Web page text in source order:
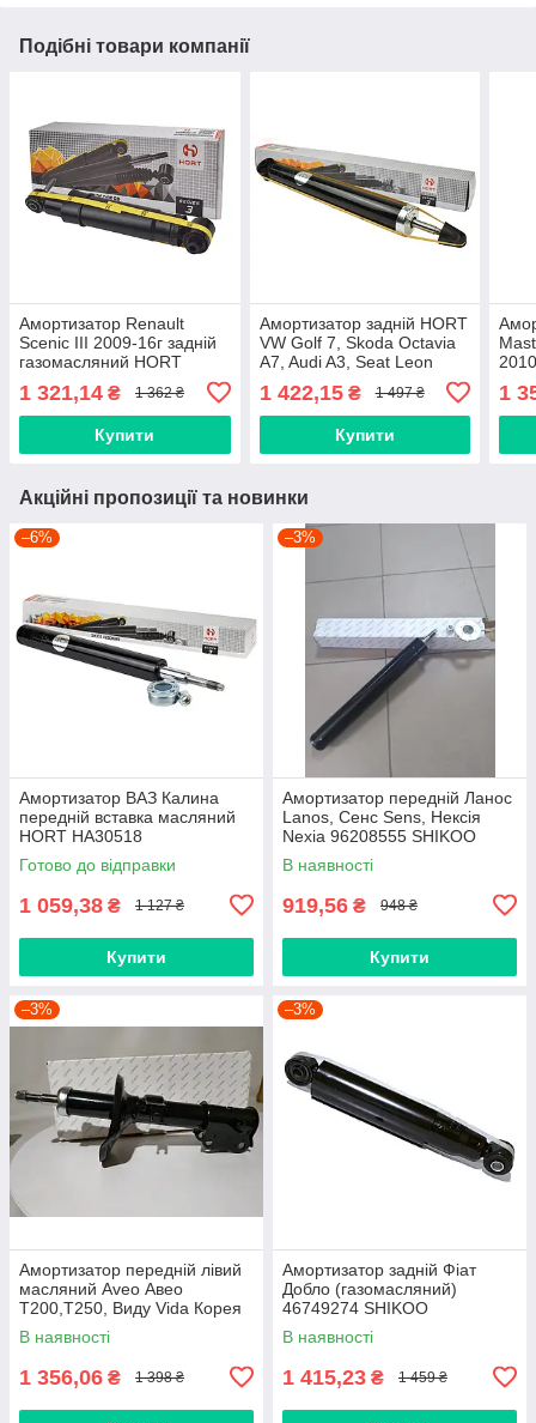
Подібні товари компанії
Амортизатор Renault
Scenic III 2009-16г задній
газомасляний HORT
1 321,14 ₴ 1 362 ₴
Купити
Амортизатор задній HORT
VW Golf 7, Skoda Octavia
A7, Audi A3, Seat Leon
1 422,15₴ 1 497 ₴
Купити
1
Акційні пропозиції та новинки
–6%
Амортизатор ВАЗ Калина
передній вставка масляний
HORT HA30518
Готово до відправки
1 059,38 ₴ 1 127 ₴
Купити
–3%
Амортизатор передній Ланос
Lanos, Сенс Sens, Нексія
Nexia 96208555 SHIKOO
В наявності
919,56 ₴ 948 ₴
Купити
–3%
Амортизатор передній лівий
масляний Aveo Авео
Т200,Т250, Виду Vida Корея
SHIKOO
В наявності
1 356,06 ₴ 1 398 ₴
–3%
Амортизатор задній Фіат
Добло (газомасляний)
46749274 SHIKOO
В наявності
1 415,23 ₴ 1 459 ₴